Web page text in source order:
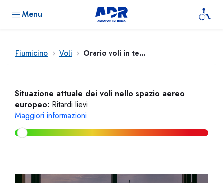
Menu
Fiumicino Voli Orario voli in tempo reale
Situazione attuale dei voli nello spazio aereo
europeo: Ritardi lievi
Maggiori informazioni